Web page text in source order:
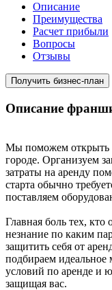
Описание
Преимущества
Расчет прибыли
Вопросы
Отзывы
Получить бизнес-план
Описание
Мы поможем открыть
городе. Организуем
затраты на аренду
старта обычно
поставляем
Главная боль тех,
незнание по каким
защитить себя от
подбираем идеальное
условий по аренде и
защищая вас.